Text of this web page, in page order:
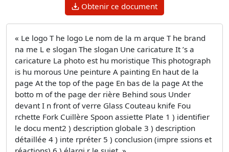
Obtenir ce document
« Le logo T he logo Le nom de la m arque T he brand
na me L e slogan The slogan Une caricature It ’s a
caricature La photo est hu moristique This photograph
is hu morous Une peinture A painting En haut de la
page At the top of the page En bas de la page At the
botto m of the page der rière Behind sous Under
devant I n front of verre Glass Couteau knife Fou
rchette Fork Cuillère Spoon assiette Plate 1 ) identifier
le docu ment2 ) description globale 3 ) description
détaillée 4 ) inte rpréter 5 ) conclusion (impre ssions et